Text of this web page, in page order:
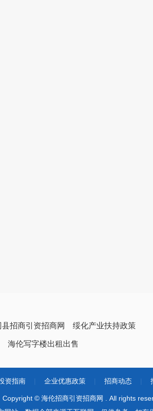
县招商引资招商网 绥化产业扶持政策
海伦写字楼出租出售
资指南 企业优惠政策 招商动态
Copyright © 海伦招商引资招商网 . All rights